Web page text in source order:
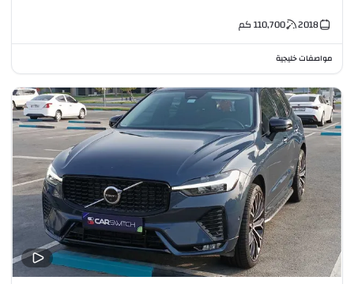
2018
110,700كم
مواصفات خليجية